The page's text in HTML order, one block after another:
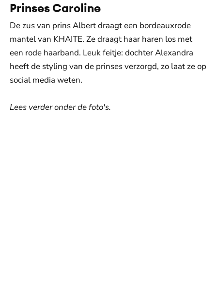
Prinses Caroline
De zus van prins Albert draagt een bordeauxrode
mantel van KHAITE. Ze draagt haar haren los met
een rode haarband. Leuk feitje: dochter Alexandra
heeft de styling van de prinses verzorgd, zo laat ze op
social media weten.
Lees verder onder de foto's.